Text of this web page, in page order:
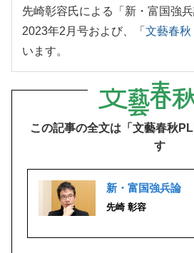
先崎彰容氏による「新・富国強兵
2023年2月号および、「 文藝春秋
います。
この記事の全文は「文藝春秋
す
新・富国強兵論
先崎 彰容